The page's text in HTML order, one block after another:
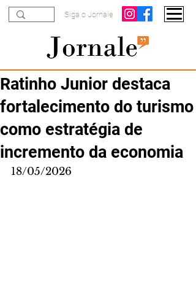
Siga o Jornale
Ratinho Junior destaca
fortalecimento do turismo
como estratégia de
incremento da economia
18/05/2026